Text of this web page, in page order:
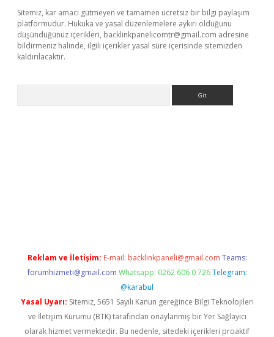
Sitemiz, kar amacı gütmeyen ve tamamen ücretsiz bir bilgi paylaşım
platformudur. Hukuka ve yasal düzenlemelere aykırı olduğunu
düşündüğünüz içerikleri, backlinkpanelicomtr@gmail.com adresine
bildirmeniz halinde, ilgili içerikler yasal süre içerisinde sitemizden
kaldırılacaktır.
Reklam ve İletişim: E-mail: backlinkpaneli@gmail.com Teams:
forumhizmeti@gmail.com Whatsapp: 0262 606 0 726 Telegram:
@karabul
Yasal Uyarı: Sitemiz, 5651 Sayılı Kanun gereğince Bilgi Teknolojileri
ve İletişim Kurumu (BTK) tarafından onaylanmış bir Yer Sağlayıcı
olarak hizmet vermektedir. Bu nedenle, sitedeki içerikleri proaktif